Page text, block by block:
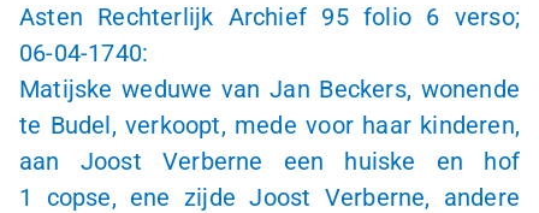
Asten Rechterlijk Archief 95 folio 6 verso;
06-04-1740:
Matijske weduwe van Jan Beckers, wonende
te Budel, verkoopt, mede voor haar kinderen,
aan Joost Verberne een huiske en hof
1 copse, ene zijde Joost Verberne, andere